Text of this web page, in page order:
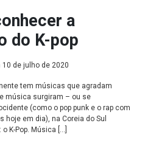
a
do K-pop
10 de julho de 2020
tem músicas que agradam
música surgiram – ou se
(como o pop punk e o rap com
em dia), na Coreia do Sul
K-Pop. Música […]